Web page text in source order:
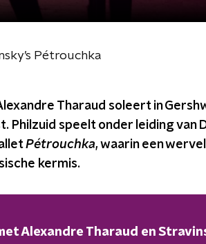
Pétrouchka
Tharaud soleert in
Philzuid speelt onder leiding van
Pétrouchka, waarin een
kermis.
Alexandre Tharaud en